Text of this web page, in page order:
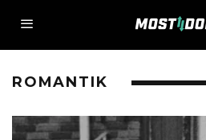
ROMANTIK